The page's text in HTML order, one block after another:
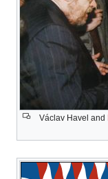
Václav Havel and